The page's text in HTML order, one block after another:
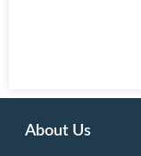
About Us